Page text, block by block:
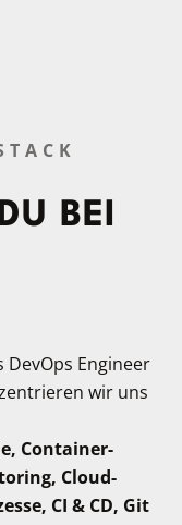
BEI
Engineer
wir uns
Container-
Cloud-
CI & CD, Git